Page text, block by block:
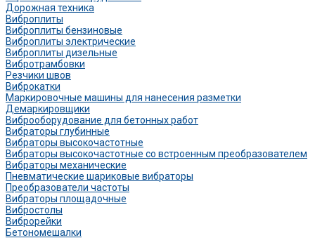
Дорожная техника
Виброплиты
Виброплиты бензиновые
Виброплиты электрические
Виброплиты дизельные
Вибротрамбовки
Резчики швов
Виброкатки
Маркировочные машины для нанесения разметки
Демаркировщики
Виброоборудование для бетонных работ
Вибраторы глубинные
Вибраторы высокочастотные
Вибраторы высокочастотные со встроенным преобразователем
Вибраторы механические
Пневматические шариковые вибраторы
Преобразователи частоты
Вибраторы площадочные
Вибростолы
Виброрейки
Бетономешалки